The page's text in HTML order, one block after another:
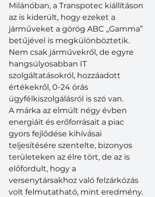
Milánóban, a Transpotec kiállításon
az is kiderült, hogy ezeket a
járműveket a görög ABC „Gamma”
betűjével is megkülönböztetik.
Nem csak járművekről, de egyre
hangsúlyosabban IT
szolgáltatásokról, hozzáadott
értékekről, 0-24 órás
ügyfélkiszolgálásról is szó van.
A márka az elmúlt négy évben
energiáit és erőforrásait a piac
gyors fejlődése kihívásai
teljesítésére szentelte, bizonyos
területeken az élre tört, de az is
előfordult, hogy a
versenytársakhoz való felzárkózás
volt felmutatható, mint eredmény.